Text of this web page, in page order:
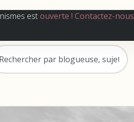
estouverte ! Contactez-nous